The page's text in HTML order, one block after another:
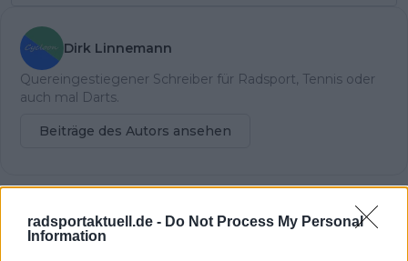
radsportaktuell.de - Do Not Process My Personal
Information
Dirk Linnemann
Quereingestiegener Schreiber für Radsport, Tennis oder
auch mal Darts.
Beiträge des Autors ansehen
Klatscht 0
Besucher